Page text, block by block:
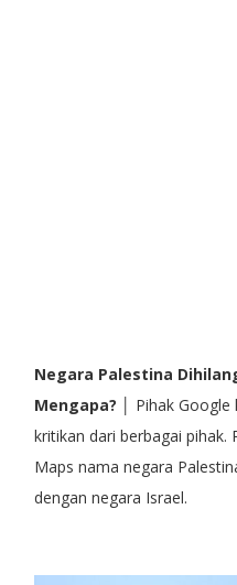
Negara Palestina
Mengapa?
│ Pihak
kritikan dari berbagai pihak.
Maps nama negara
dengan negara Israel.